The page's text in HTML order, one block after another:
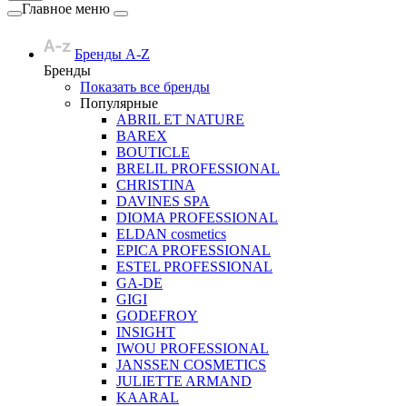
Главное меню
Бренды A-Z
Бренды
Показать все бренды
Популярные
ABRIL ET NATURE
BAREX
BOUTICLE
BRELIL PROFESSIONAL
CHRISTINA
DAVINES SPA
DIOMA PROFESSIONAL
ELDAN cosmetics
EPICA PROFESSIONAL
ESTEL PROFESSIONAL
GA-DE
GIGI
GODEFROY
INSIGHT
IWOU PROFESSIONAL
JANSSEN COSMETICS
JULIETTE ARMAND
KAARAL